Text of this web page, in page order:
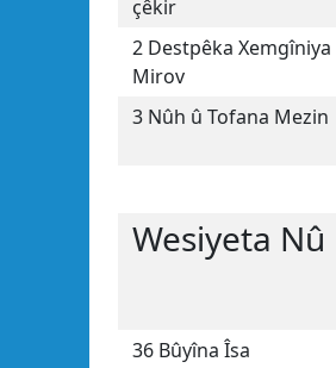
çêkir
2 Destpêka Xemgîniya
Mirov
3 Nûh û Tofana Mezin
Wesiyeta Nû
36 Bûyîna Îsa